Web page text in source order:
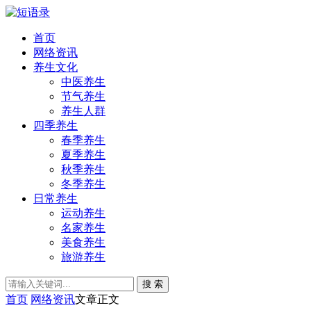
首页
网络资讯
养生文化
中医养生
节气养生
养生人群
四季养生
春季养生
夏季养生
秋季养生
冬季养生
日常养生
运动养生
名家养生
美食养生
旅游养生
搜 索
首页 网络资讯文章正文